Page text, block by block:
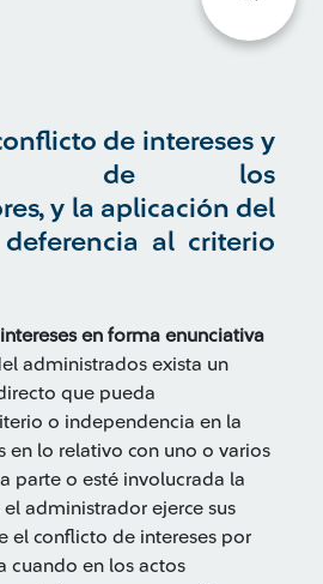
de intereses y
de los
y la aplicación del
al criterio
en forma enunciativa
administrados exista un
que pueda
o independencia en la
en lo relativo con uno o varios
parte o esté involucrada la
administrador ejerce sus
el conflicto de intereses por
cuando en los actos